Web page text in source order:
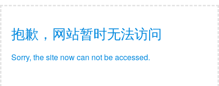
抱歉，网站暂时无法访问
Sorry, the site now can not be accessed.